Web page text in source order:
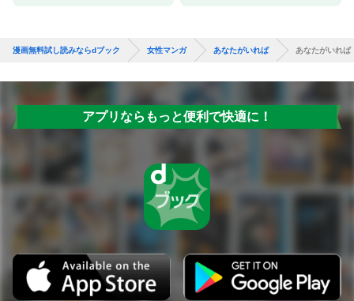
漫画無料試し読みならdブック 女性マンガ あなたがいれば あなたがいれば
アプリならもっと便利で快適に！